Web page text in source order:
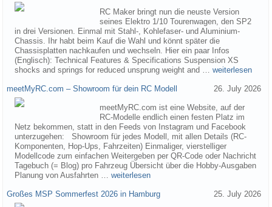
RC Maker bringt nun die neuste Version
seines Elektro 1/10 Tourenwagen, den SP2
in drei Versionen. Einmal mit Stahl-, Kohlefaser- und Aluminium-
Chassis. Ihr habt beim Kauf die Wahl und könnt später die
Chassisplatten nachkaufen und wechseln. Hier ein paar Infos
(Englisch): Technical Features & Specifications Suspension XS
shocks and springs for reduced unsprung weight and … weiterlesen
meetMyRC.com – Showroom für dein RC Modell 26. July 2026
meetMyRC.com ist eine Website, auf der
RC-Modelle endlich einen festen Platz im
Netz bekommen, statt in den Feeds von Instagram und Facebook
unterzugehen: Showroom für jedes Modell, mit allen Details (RC-
Komponenten, Hop-Ups, Fahrzeiten) Einmaliger, vierstelliger
Modellcode zum einfachen Weitergeben per QR-Code oder Nachricht
Tagebuch (= Blog) pro Fahrzeug Übersicht über die Hobby-Ausgaben
Planung von Ausfahrten … weiterlesen
Großes MSP Sommerfest 2026 in Hamburg 25. July 2026